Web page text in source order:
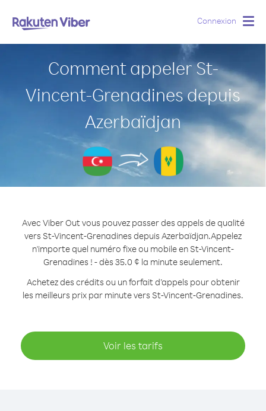
Connexion
Comment appeler St-
Vincent-Grenadines depuis
Azerbaïdjan
Avec Viber Out vous pouvez passer des appels de qualité
vers St-Vincent-Grenadines depuis Azerbaïdjan.Appelez
n'importe quel numéro fixe ou mobile en St-Vincent-
Grenadines ! - dès 35.0 ¢ la minute seulement.
Achetez des crédits ou un forfait d’appels pour obtenir
les meilleurs prix par minute vers St-Vincent-Grenadines.
Voir les tarifs